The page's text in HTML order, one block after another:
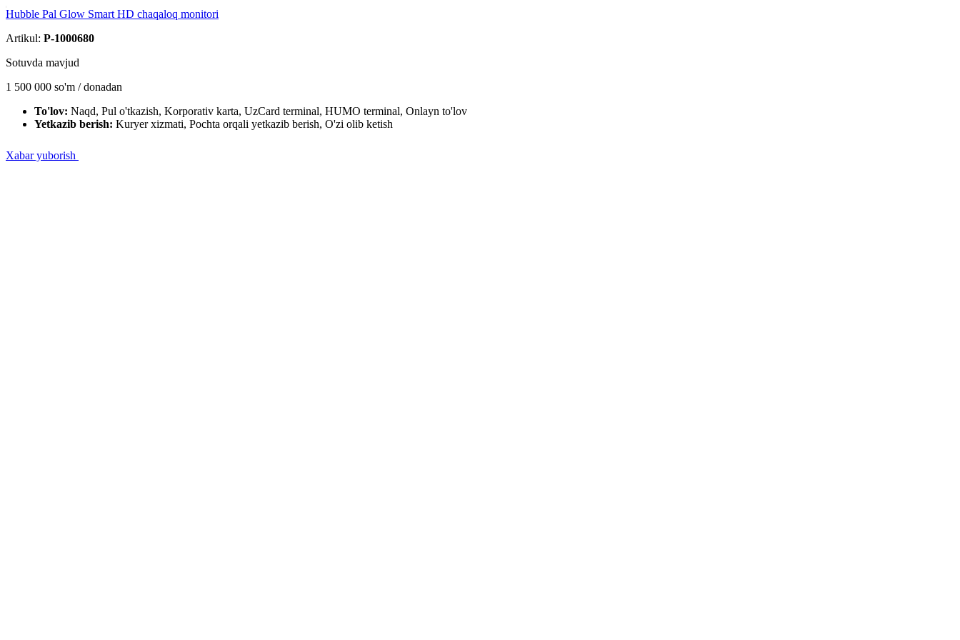
Hubble Pal Glow Smart HD chaqaloq monitori
Artikul: P-1000680
Sotuvda mavjud
1 500 000 so'm / donadan
To'lov: Naqd, Pul o'tkazish, Korporativ karta, UzCard terminal, HUMO terminal, Onlayn to'lov
Yetkazib berish: Kuryer xizmati, Pochta orqali yetkazib berish, O'zi olib ketish
Xabar yuborish